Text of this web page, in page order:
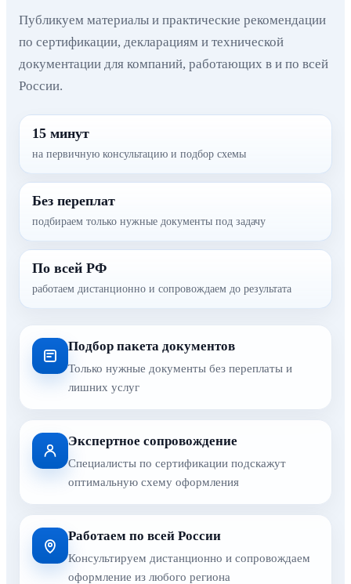
Публикуем материалы и практические рекомендации
по сертификации, декларациям и технической
документации для компаний, работающих в и по всей
России.
15 минут
на первичную консультацию и подбор схемы
Без переплат
подбираем только нужные документы под задачу
По всей РФ
работаем дистанционно и сопровождаем до результата
Подбор пакета документов
Только нужные документы без переплаты и
лишних услуг
Экспертное сопровождение
Специалисты по сертификации подскажут
оптимальную схему оформления
Работаем по всей России
Консультируем дистанционно и сопровождаем
оформление из любого региона